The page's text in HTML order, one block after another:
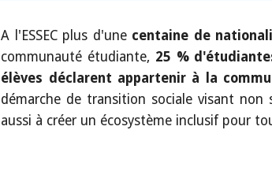
A l'ESSEC plus d'une centaine de
communauté étudiante, 25 %
élèves déclarent appartenir à la
démarche de transition sociale visant
aussi à créer un écosystème inclusif pour